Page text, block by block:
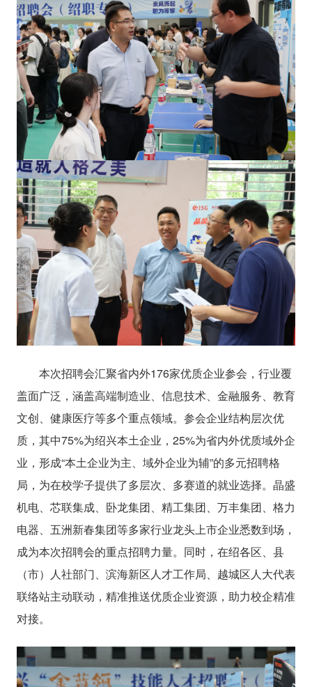
本次招聘会汇聚省内外176家优质企业参会，行业覆
盖面广泛，涵盖高端制造业、信息技术、金融服务、教育
文创、健康医疗等多个重点领域。参会企业结构层次优
质，其中75%为绍兴本土企业，25%为省内外优质域外企
业，形成“本土企业为主、域外企业为辅”的多元招聘格
局，为在校学子提供了多层次、多赛道的就业选择。晶盛
机电、芯联集成、卧龙集团、精工集团、万丰集团、格力
电器、五洲新春集团等多家行业龙头上市企业悉数到场，
成为本次招聘会的重点招聘力量。同时，在绍各区、县
（市）人社部门、滨海新区人才工作局、越城区人大代表
联络站主动联动，精准推送优质企业资源，助力校企精准
对接。